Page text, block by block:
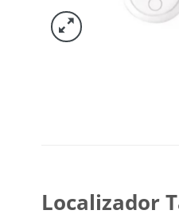
Localizador